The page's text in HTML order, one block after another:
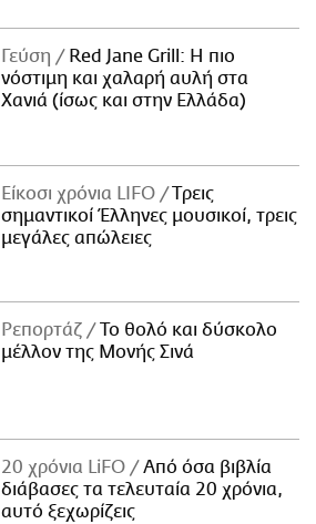
Γεύση
Red Jane Grill: Η πιο
νόστιμη και χαλαρή αυλή στα
Χανιά (ίσως και στην Ελλάδα)
Είκοσι χρόνια LIFO
Tρεις
σημαντικοί Έλληνες μουσικοί, τρεις
μεγάλες απώλειες
Ρεπορτάζ
Το θολό και δύσκολο
μέλλον της Μονής Σινά
20 χρόνια LiFO
Από όσα βιβλία
διάβασες τα τελευταία 20 χρόνια,
αυτό ξεχωρίζεις